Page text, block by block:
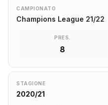
CAMPIONATO
Champions League 21/22
PRES.
8
STAGIONE
2020/21